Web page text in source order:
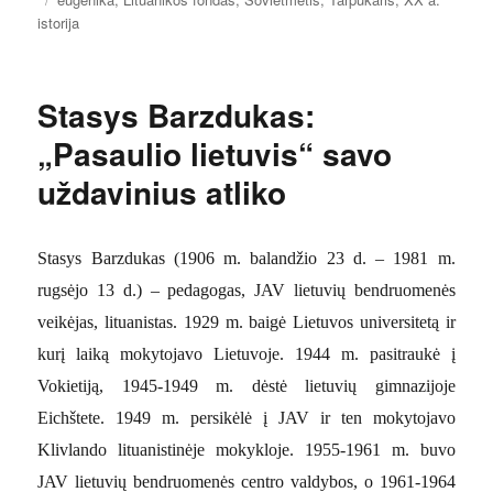
istorija
Stasys Barzdukas:
„Pasaulio lietuvis“ savo
uždavinius atliko
Stasys Barzdukas (1906 m. balandžio 23 d. – 1981 m.
rugsėjo 13 d.) – pedagogas, JAV lietuvių bendruomenės
veikėjas, lituanistas. 1929 m. baigė Lietuvos universitetą ir
kurį laiką mokytojavo Lietuvoje. 1944 m. pasitraukė į
Vokietiją, 1945-1949 m. dėstė lietuvių gimnazijoje
Eichštete. 1949 m. persikėlė į JAV ir ten mokytojavo
Klivlando lituanistinėje mokykloje. 1955-1961 m. buvo
JAV lietuvių bendruomenės centro valdybos, o 1961-1964